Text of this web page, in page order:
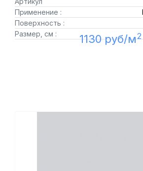
Применение :
Поверхность :
Размер, см :
1130 руб/м2